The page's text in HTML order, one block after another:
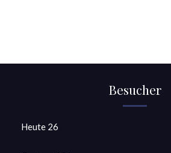
Besucher
Heute 26